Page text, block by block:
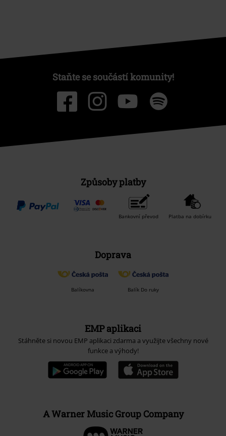
Staňte se součástí komunity!
Způsoby platby
Bankovní převod Platba na dobírku
Doprava
Balíkovna Balík Do ruky
EMP aplikaci
Stáhněte si novou EMP aplikaci zdarma a využijte všechny nové
funkce a výhody!
A Warner Music Group Company